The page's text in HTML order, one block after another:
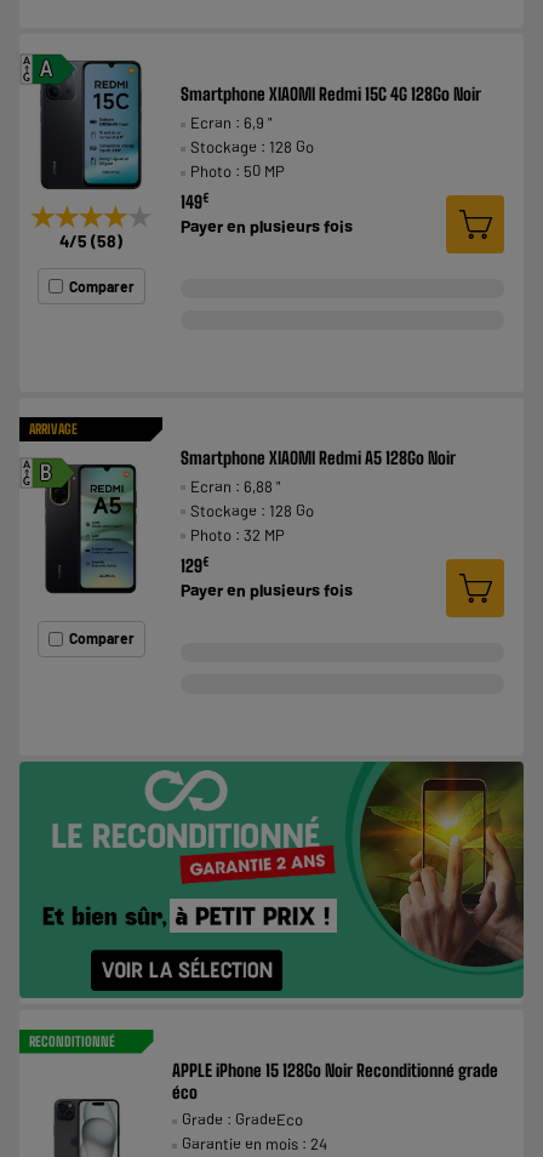
A
A
G
★★★★★
★★★★★
4/5 (58)
Comparer
Smartphone XIAOMI Redmi 15C 4G 128Go Noir
Ecran : 6,9 "
Stockage : 128 Go
Photo : 50 MP
149€
Payer en plusieurs fois
ARRIVAGE
B
A
G
Comparer
Smartphone XIAOMI Redmi A5 128Go Noir
Ecran : 6,88 "
Stockage : 128 Go
Photo : 32 MP
129€
Payer en plusieurs fois
RECONDITIONNÉ
APPLE iPhone 15 128Go Noir Reconditionné grade
éco
Grade : GradeEco
Garantie en mois : 24